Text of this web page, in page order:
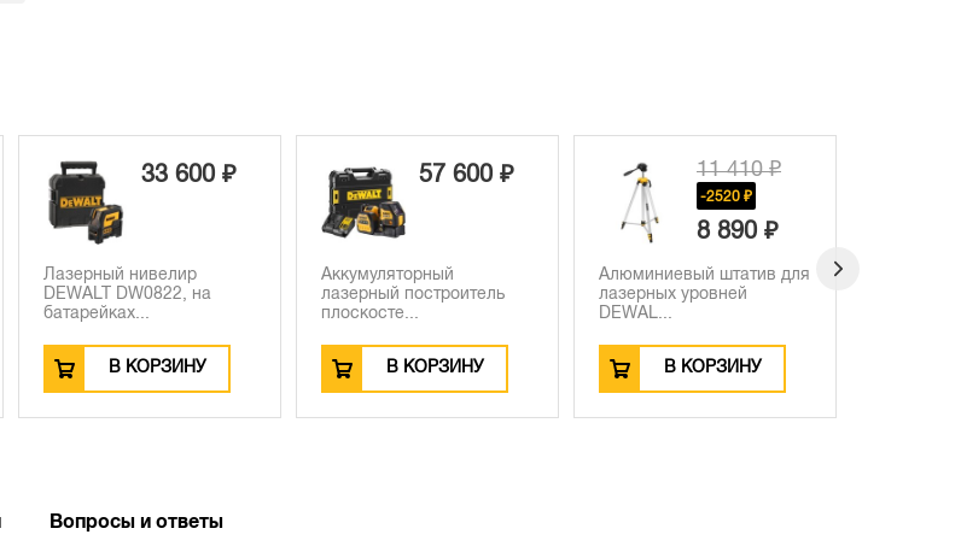
57 600 ₽
Аккумуляторный
лазерный построитель
плоскосте...
В КОРЗИНУ
11 410 ₽
Алюминиевый штатив для
лазерных уровней
DEWAL...
В КОРЗИНУ
20 710 ₽
Аккумуляторный пистолет
горячего воздуха DEWA...
В КОРЗИНУ
Вопросы и ответы